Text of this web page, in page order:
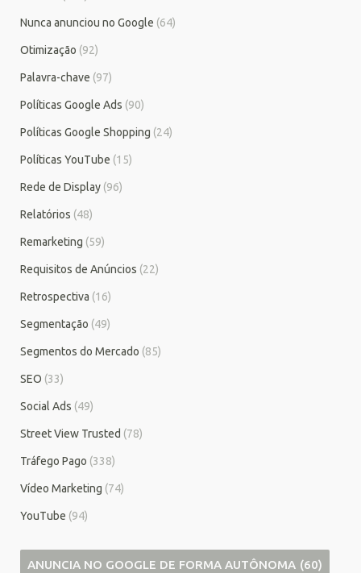
Nunca anunciou no Google (64)
Otimização (92)
Palavra-chave (97)
Políticas Google Ads (90)
Políticas Google Shopping (24)
Políticas YouTube (15)
Rede de Display (96)
Relatórios (48)
Remarketing (59)
Requisitos de Anúncios (22)
Retrospectiva (16)
Segmentação (49)
Segmentos do Mercado (85)
SEO (33)
Social Ads (49)
Street View Trusted (78)
Tráfego Pago (338)
Vídeo Marketing (74)
YouTube (94)
ANUNCIA NO GOOGLE DE FORMA AUTÔNOMA (60)